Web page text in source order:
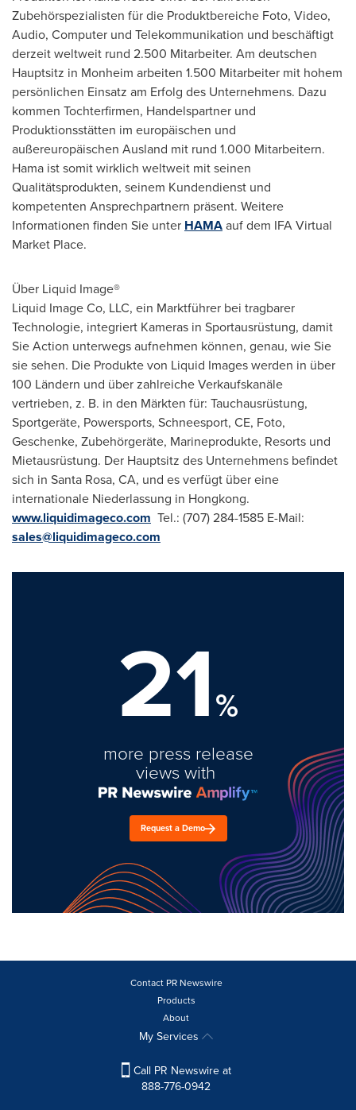
Zubehörspezialisten für die Produktbereiche Foto, Video,
Audio, Computer und Telekommunikation und beschäftigt
derzeit weltweit rund 2.500 Mitarbeiter. Am deutschen
Hauptsitz in Monheim arbeiten 1.500 Mitarbeiter mit hohem
persönlichen Einsatz am Erfolg des Unternehmens. Dazu
kommen Tochterfirmen, Handelspartner und
Produktionsstätten im europäischen und
außereuropäischen Ausland mit rund 1.000 Mitarbeitern.
Hama ist somit wirklich weltweit mit seinen
Qualitätsprodukten, seinem Kundendienst und
kompetenten Ansprechpartnern präsent. Weitere
Informationen finden Sie unter HAMAauf dem IFA Virtual
Market Place.
Über Liquid Image®
Liquid Image Co, LLC, ein Marktführer bei tragbarer
Technologie, integriert Kameras in Sportausrüstung, damit
Sie Action unterwegs aufnehmen können, genau, wie Sie
sie sehen. Die Produkte von Liquid Images werden in über
100 Ländern und über zahlreiche Verkaufskanäle
vertrieben, z. B. in den Märkten für: Tauchausrüstung,
Sportgeräte, Powersports, Schneesport, CE, Foto,
Geschenke, Zubehörgeräte, Marineprodukte, Resorts und
Mietausrüstung. Der Hauptsitz des Unternehmens befindet
sich in Santa Rosa, CA, und es verfügt über eine
internationale Niederlassung in Hongkong.
www.liquidimageco.com Tel.: (707) 284-1585 E-Mail:
sales@liquidimageco.com
21%
more press release
views with
Request a Demo
Contact PR Newswire
Products
About
My Services
Call PR Newswire at
888-776-0942